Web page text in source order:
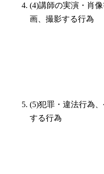
(4)講師の実演・肖
画、撮影する行為
(5)犯罪・違法行為
する行為